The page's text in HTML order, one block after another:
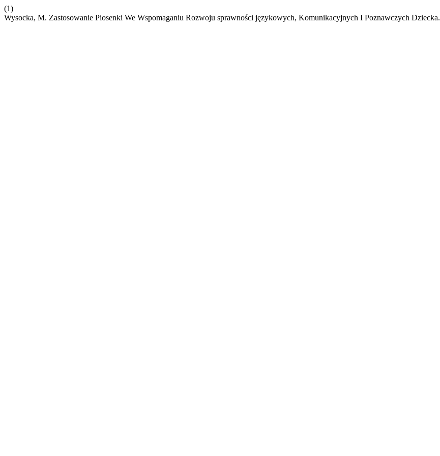
(1)
Wysocka, M. Zastosowanie Piosenki We Wspomaganiu Rozwoju sprawności językowych, Komunikacyjnych I Poznawczych Dziecka.